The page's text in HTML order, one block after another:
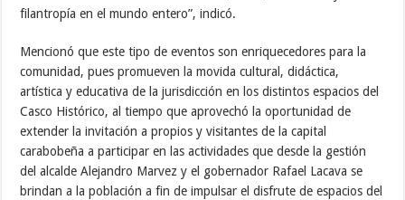
filantropía en el mundo entero”, indicó.
Mencionó que este tipo de eventos son enriquecedores para la
comunidad, pues promueven la movida cultural, didáctica,
artística y educativa de la jurisdicción en los distintos espacios del
Casco Histórico, al tiempo que aprovechó la oportunidad de
extender la invitación a propios y visitantes de la capital
carabobeña a participar en las actividades que desde la gestión
del alcalde Alejandro Marvez y el gobernador Rafael Lacava se
brindan a la población a fin de impulsar el disfrute de espacios del